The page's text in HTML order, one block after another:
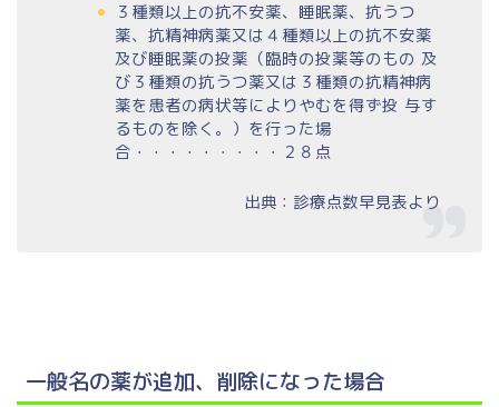
３種類以上の抗不安薬、睡眠薬、抗うつ
薬、抗精神病薬又は４種類以上の抗不安薬
及び睡眠薬の投薬（臨時の投薬等のもの 及
び３種類の抗うつ薬又は３種類の抗精神病
薬を患者の病状等によりやむを得ず投 与す
るものを除く。）を行った場
合・・・・・・・・・２８点
出典：診療点数早見表より
一般名の薬が追加、削除になった場合